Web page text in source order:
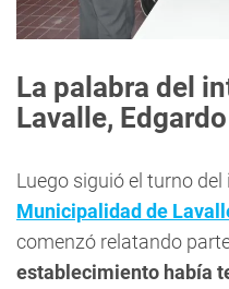
La palabra del
Lavalle,
Luego siguió el turno
Municipalidad de
comenzó relatando
establecimiento había